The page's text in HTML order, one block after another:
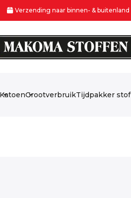
Verzending naar binnen- & buitenland
KatoenGrootverbruikTijdpakker stof